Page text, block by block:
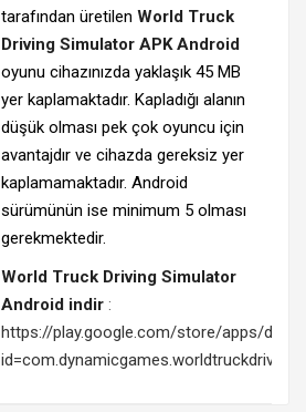
tarafından üretilen World Truck
Driving Simulator APK Android
oyunu cihazınızda yaklaşık 45 MB
yer kaplamaktadır. Kapladığı alanın
düşük olması pek çok oyuncu için
avantajdır ve cihazda gereksiz yer
kaplamamaktadır. Android
sürümünün ise minimum 5 olması
gerekmektedir.
World Truck Driving Simulator
Android indir:
https://play.google.com/store/apps/